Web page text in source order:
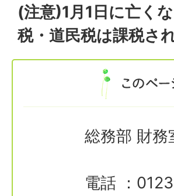
(注意)1月1日に亡く
税・道民税は課税さ
総務部 財務
電話 ：